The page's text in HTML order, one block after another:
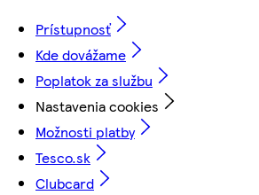
Prístupnosť
Kde dovážame
Poplatok za službu
Nastavenia cookies
Možnosti platby
Tesco.sk
Clubcard